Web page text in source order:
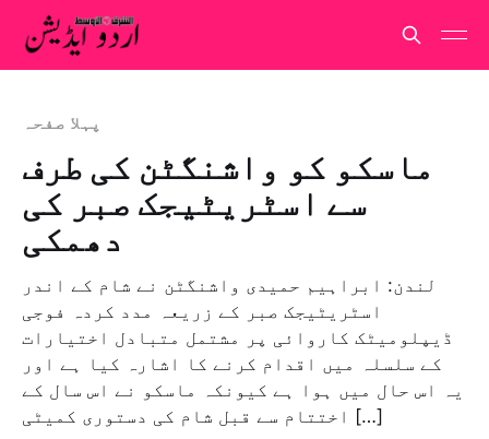
پہلا صفحہ
ماسکو کو واشنگٹن کی طرف
سے اسٹریٹیجک صبر کی
دھمکی
لندن: ابراہیم حمیدی واشنگٹن نے شام کے اندر
اسٹریٹیجک صبر کے زریعہ مدد کردہ فوجی
ڈیپلومیٹک کاروائی پر مشتمل متبادل اختیارات
کے سلسلہ میں اقدام کرنے کا اشارہ کیا ہے اور
یہ اس حال میں ہوا ہے کیونکہ ماسکو نے اس سال کے
اختتام سے قبل شام کی دستوری کمیٹی […]